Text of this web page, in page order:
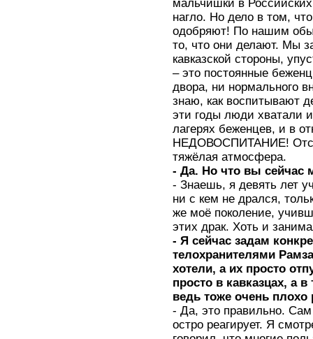
мальчишки в
нагло. Но дело в том,
одобряют! По нашим
то, что они делают. Мы
кавказской стороны,
– это постоянные
двора, ни нормального
знаю, как воспитывают
эти годы люди хватали
лагерях беженцев, и в
НЕДОВОСПИТАНИЕ!
тяжёлая атмосфера.
- Да. Но что вы сейчас
- Знаешь, я девять лет
ни с кем не дрался,
же моё поколение,
этих драк. Хоть и
- Я сейчас задам
телохранителями
хотели, а их просто
просто в кавказцах, а
ведь тоже очень плохо
- Да, это правильно.
остро реагирует. Я